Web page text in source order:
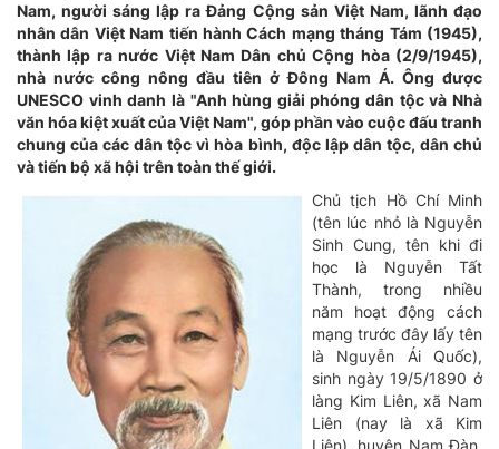
Nam, người sáng lập ra Đảng Cộng sản Việt Nam, lãnh đạo
nhân dân Việt Nam tiến hành Cách mạng tháng Tám (1945),
thành lập ra nước Việt Nam Dân chủ Cộng hòa (2/9/1945),
nhà nước công nông đầu tiên ở Đông Nam Á. Ông được
UNESCO vinh danh là "Anh hùng giải phóng dân tộc và Nhà
văn hóa kiệt xuất của Việt Nam", góp phần vào cuộc đấu tranh
chung của các dân tộc vì hòa bình, độc lập dân tộc, dân chủ
và tiến bộ xã hội trên toàn thế giới.
Chủ tịch Hồ Chí Minh
(tên lúc nhỏ là Nguyễn
Sinh Cung, tên khi đi
học là Nguyễn Tất
Thành, trong nhiều
năm hoạt động cách
mạng trước đây lấy tên
là Nguyễn Ái Quốc),
sinh ngày 19/5/1890 ở
làng Kim Liên, xã Nam
Liên (nay là xã Kim